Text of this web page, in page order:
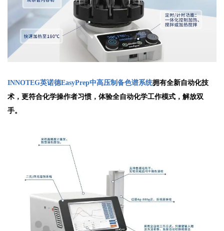
INNOTEG英诺德EasyPrep中高压制备色谱系统拥有全新自动化技
术，更符合化学操作者习惯，体验全自动化学工作模式，解放双
手。